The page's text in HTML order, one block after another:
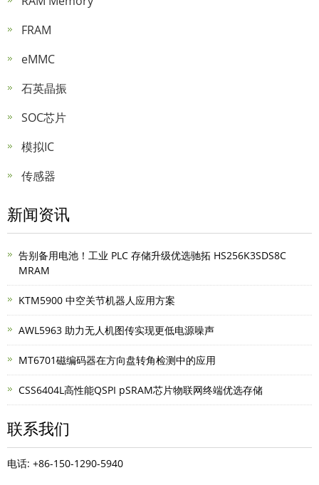
FRAM
eMMC
石英晶振
SOC芯片
模拟IC
传感器
新闻资讯
告别备用电池！工业 PLC 存储升级优选驰拓 HS256K3SDS8C
MRAM
KTM5900 中空关节机器人应用方案
AWL5963 助力无人机图传实现更低电源噪声
MT6701磁编码器在方向盘转角检测中的应用
CSS6404L高性能QSPI pSRAM芯片物联网终端优选存储
联系我们
电话: +86-150-1290-5940